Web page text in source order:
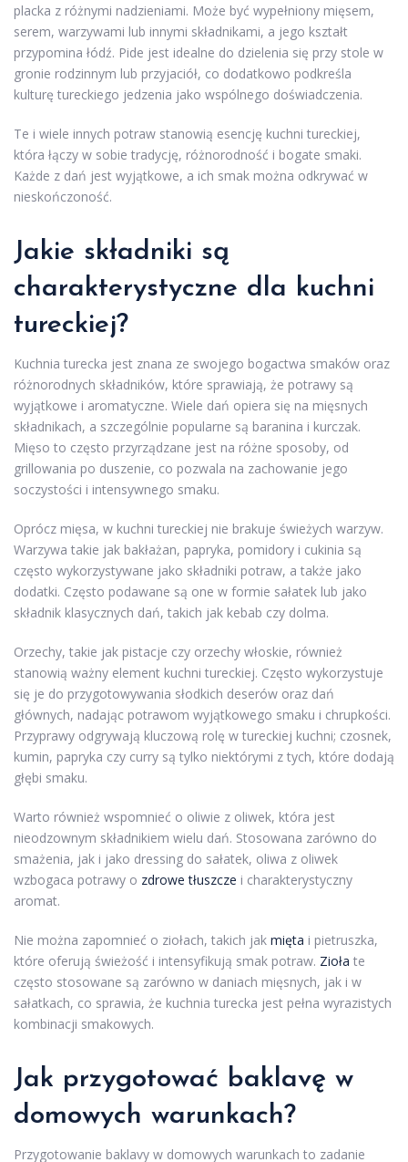
placka z różnymi nadzieniami. Może być wypełniony mięsem,
serem, warzywami lub innymi składnikami, a jego kształt
przypomina łódź. Pide jest idealne do dzielenia się przy stole w
gronie rodzinnym lub przyjaciół, co dodatkowo podkreśla
kulturę tureckiego jedzenia jako wspólnego doświadczenia.
Te i wiele innych potraw stanowią esencję kuchni tureckiej,
która łączy w sobie tradycję, różnorodność i bogate smaki.
Każde z dań jest wyjątkowe, a ich smak można odkrywać w
nieskończoność.
Jakie składniki są
charakterystyczne dla kuchni
tureckiej?
Kuchnia turecka jest znana ze swojego bogactwa smaków oraz
różnorodnych składników, które sprawiają, że potrawy są
wyjątkowe i aromatyczne. Wiele dań opiera się na mięsnych
składnikach, a szczególnie popularne są baranina i kurczak.
Mięso to często przyrządzane jest na różne sposoby, od
grillowania po duszenie, co pozwala na zachowanie jego
soczystości i intensywnego smaku.
Oprócz mięsa, w kuchni tureckiej nie brakuje świeżych warzyw.
Warzywa takie jak bakłażan, papryka, pomidory i cukinia są
często wykorzystywane jako składniki potraw, a także jako
dodatki. Często podawane są one w formie sałatek lub jako
składnik klasycznych dań, takich jak kebab czy dolma.
Orzechy, takie jak pistacje czy orzechy włoskie, również
stanowią ważny element kuchni tureckiej. Często wykorzystuje
się je do przygotowywania słodkich deserów oraz dań
głównych, nadając potrawom wyjątkowego smaku i chrupkości.
Przyprawy odgrywają kluczową rolę w tureckiej kuchni; czosnek,
kumin, papryka czy curry są tylko niektórymi z tych, które dodają
głębi smaku.
Warto również wspomnieć o oliwie z oliwek, która jest
nieodzownym składnikiem wielu dań. Stosowana zarówno do
smażenia, jak i jako dressing do sałatek, oliwa z oliwek
wzbogaca potrawy o zdrowe tłuszcze i charakterystyczny
aromat.
Nie można zapomnieć o ziołach, takich jak mięta i pietruszka,
które oferują świeżość i intensyfikują smak potraw. Zioła te
często stosowane są zarówno w daniach mięsnych, jak i w
sałatkach, co sprawia, że kuchnia turecka jest pełna wyrazistych
kombinacji smakowych.
Jak przygotować baklavę w
domowych warunkach?
Przygotowanie baklavy w domowych warunkach to zadanie